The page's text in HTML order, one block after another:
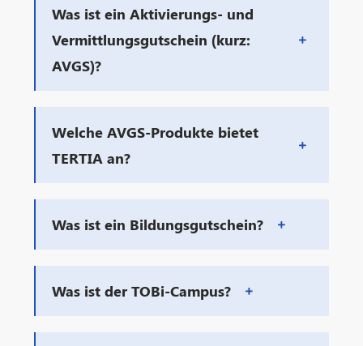
Was ist ein Aktivierungs- und
Vermittlungsgutschein (kurz:
AVGS)?
Welche AVGS-Produkte bietet
TERTIA an?
Was ist ein Bildungsgutschein?
Was ist der TOBi-Campus?